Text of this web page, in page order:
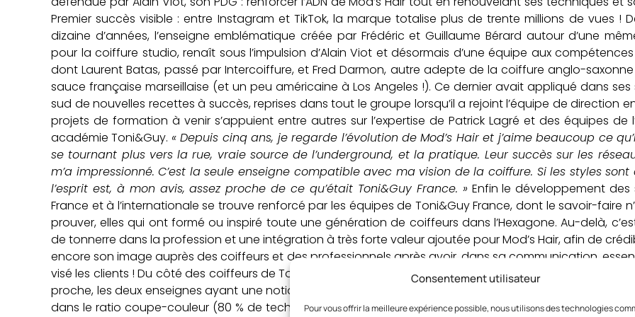
Consentement utilisateur
Pour vous offrir la meilleure expérience possible, nous utilisons des technologies
Premier succès visible : entre Instagram et TikTok, la marque totalise plus de trente millions de vues !
dizaine d’années, l’enseigne emblématique créée par Frédéric et Guillaume Bérard autour d’une
pour la coiffure studio, renaît sous l’impulsion d’Alain Viot et désormais d’une équipe aux
dont Laurent Batas, passé par Intercoiffure, et Fred Darmon, autre adepte de la coiffure anglo-
sauce française marseillaise (et un peu américaine à Los Angeles !). Ce dernier avait appliqué dans ses
sud de nouvelles recettes à succès, reprises dans tout le groupe lorsqu’il a rejoint l’équipe de direction en
projets de formation à venir s’appuient entre autres sur l’expertise de Patrick Lagré et des équipes de
académie Toni&Guy. « Depuis cinq ans, je regarde l’évolution de Mod’s Hair et j’aime beaucoup ce
se tournant plus vers la rue, vraie source de l’underground, et la pratique. Leur succès sur les
m’a impressionné. C’est la seule enseigne compatible avec ma vision de la coiffure. Si les styles sont
l’esprit est, à mon avis, assez proche de ce qu’était Toni&Guy France. »Enfin le développement des
France et à l’internationale se trouve renforcé par les équipes de Toni&Guy France, dont le savoir-faire
prouver, elles qui ont formé ou inspiré toute une génération de coiffeurs dans l’Hexagone. Au-delà,
de tonnerre dans la profession et une intégration à très forte valeur ajoutée pour Mod’s Hair, afin de
encore son image auprès des coiffeurs et des professionnels après avoir, dans sa communication,
visé les clients ! Du côté des coiffeurs de Toni&Guy France, les équipes sont intégrées et formées dans
proche, les deux enseignes ayant une notion de service très forte et haut de gamme. La différence
dans le ratio coupe-couleur (80 % de technique chez Mod’sHair contre 25 % environ chez Toni&Guy),